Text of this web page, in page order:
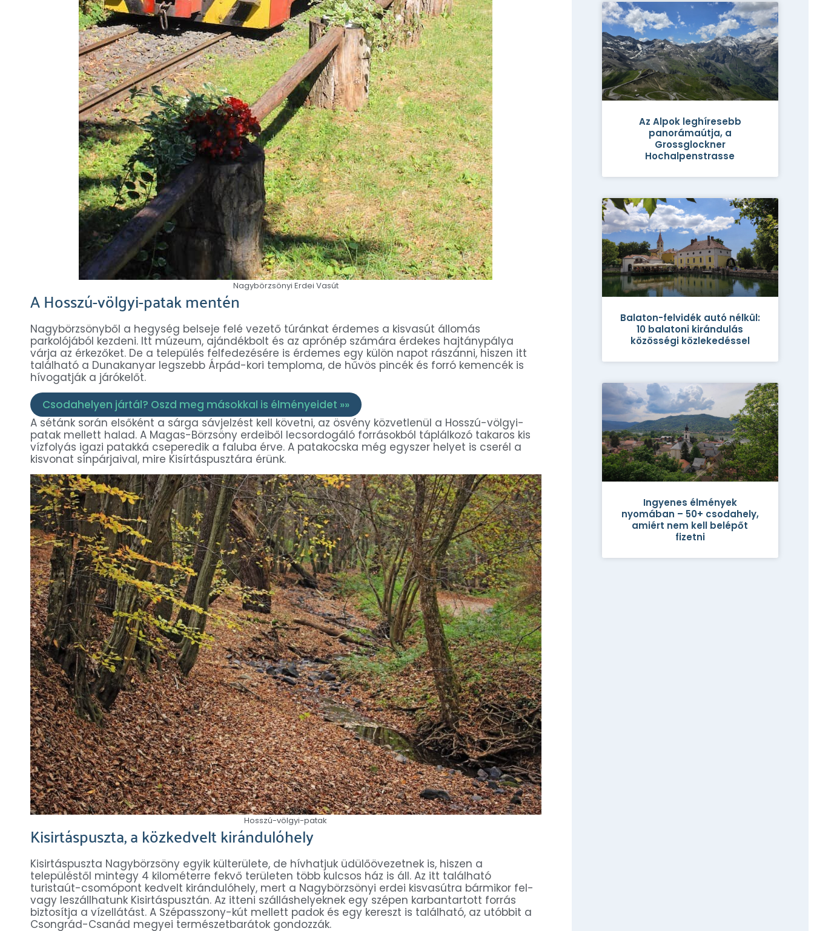
Nagybörzsönyi Erdei Vasút
A Hosszú-völgyi-patak mentén
Nagybörzsönyből a hegység belseje felé vezető túránkat érdemes a kisvasút állomás
parkolójából kezdeni. Itt múzeum, ajándékbolt és az aprónép számára érdekes hajtánypálya
várja az érkezőket. De a település felfedezésére is érdemes egy külön napot rászánni, hiszen itt
található a Dunakanyar legszebb Árpád-kori temploma, de hűvös pincék és forró kemencék is
hívogatják a járókelőt.
Csodahelyen jártál? Oszd meg másokkal is élményeidet »»
A sétánk során elsőként a sárga sávjelzést kell követni, az ösvény közvetlenül a Hosszú-völgyi-
patak mellett halad. A Magas-Börzsöny erdeiből lecsordogáló forrásokból táplálkozó takaros kis
vízfolyás igazi patakká cseperedik a faluba érve. A patakocska még egyszer helyet is cserél a
kisvonat sínpárjaival, mire Kisírtáspusztára érünk.
Hosszú-völgyi-patak
Kisirtáspuszta, a közkedvelt kirándulóhely
Kisirtáspuszta Nagybörzsöny egyik külterülete, de hívhatjuk üdülőövezetnek is, hiszen a
településtől mintegy 4 kilométerre fekvő területen több kulcsos ház is áll. Az itt található
turistaút-csomópont kedvelt kirándulóhely, mert a Nagybörzsönyi erdei kisvasútra bármikor fel-
vagy leszállhatunk Kisirtáspusztán. Az itteni szálláshelyeknek egy szépen karbantartott forrás
biztosítja a vízellátást. A Szépasszony-kút mellett padok és egy kereszt is található, az utóbbit a
Csongrád-Csanád megyei természetbarátok gondozzák.
Az Alpok leghíresebb
panorámaútja, a
Grossglockner
Hochalpenstrasse
Balaton-felvidék autó nélkül:
10 balatoni kirándulás
közösségi közlekedéssel
Ingyenes élmények
nyomában – 50+ csodahely,
amiért nem kell belépőt
fizetni